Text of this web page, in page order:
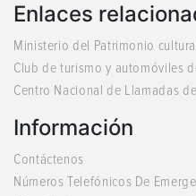
Enlaces
Ministerio del Patrimonio
Club de turismo y automóviles
Centro Nacional de Llamadas
Información
Contáctenos
Números Telefónicos De